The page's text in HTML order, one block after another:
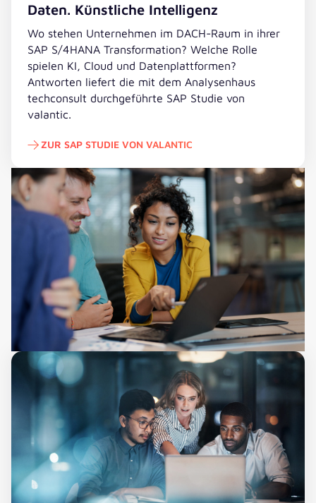
Daten. Künstliche Intelligenz
Wo stehen Unternehmen im DACH-Raum in ihrer
SAP S/4HANA Transformation? Welche Rolle
spielen KI, Cloud und Datenplattformen?
Antworten liefert die mit dem Analysenhaus
techconsult durchgeführte SAP Studie von
valantic.
ZUR SAP STUDIE VON VALANTIC
Zur SAP Studie von valantic